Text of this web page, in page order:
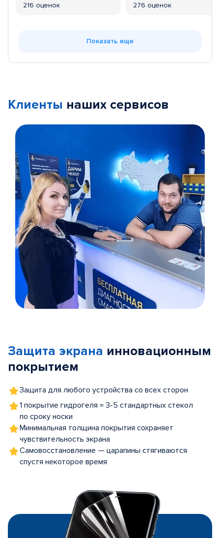
216 оценок 276 оценок
Показать еще
Клиенты наших сервисов
5
Защита экрана инновационным
покрытием
Защита для любого устройства со всех сторон
1 покрытие гидрогеля = 3-5 стандартных стекол
по сроку носки
Минимальная толщина покрытия сохраняет
чувствительность экрана
Самовосстановление — царапины стягиваются
спустя некоторое время